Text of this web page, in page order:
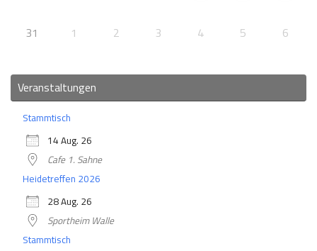
31 1 2 3 4 5 6
Veranstaltungen
Stammtisch
14 Aug. 26
Cafe 1. Sahne
Heidetreffen 2026
28 Aug. 26
Sportheim Walle
Stammtisch